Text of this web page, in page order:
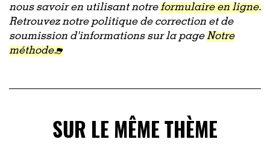
nous savoir en utilisant notreformulaire en ligne.
Retrouvez notre politique de correction et de
soumission d'informations sur la pageNotre
méthode.
SUR LE MÊME THÈME